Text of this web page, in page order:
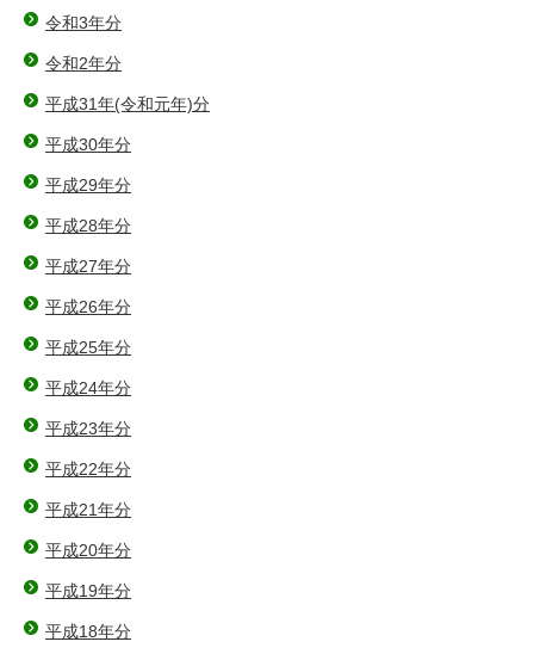
令和3年分
令和2年分
平成31年(令和元年)分
平成30年分
平成29年分
平成28年分
平成27年分
平成26年分
平成25年分
平成24年分
平成23年分
平成22年分
平成21年分
平成20年分
平成19年分
平成18年分